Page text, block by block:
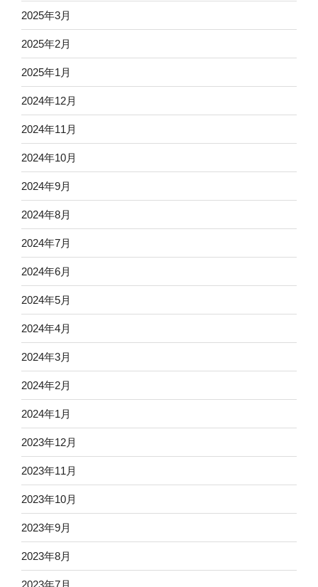
2025年3月
2025年2月
2025年1月
2024年12月
2024年11月
2024年10月
2024年9月
2024年8月
2024年7月
2024年6月
2024年5月
2024年4月
2024年3月
2024年2月
2024年1月
2023年12月
2023年11月
2023年10月
2023年9月
2023年8月
2023年7月